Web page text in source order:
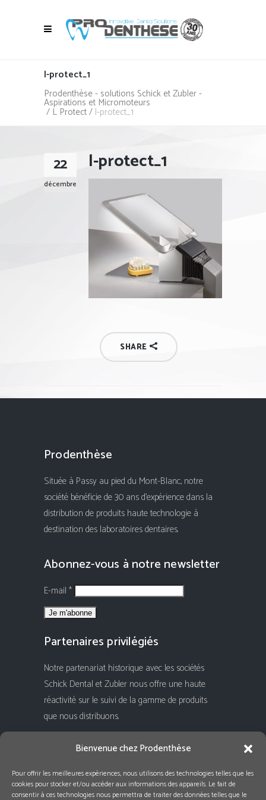
Bienvenue chez Prodenthèse
Pour offrir les meilleures expériences, nous utilisons des technologies telles que les
cookies pour stocker et/ou accéder aux informations des appareils. Le fait de
consentir à ces technologies nous permettra de traiter des données telles que le
l-protect_1
Prodenthèse - solutions Schick et Zubler -
Aspirations et Micromoteurs
/ L Protect/ l-protect_1
22
décembre
l-protect_1
SHARE
Prodenthèse
Située à Passy au pied du Mont-Blanc, notre
société bénéficie de 30 ans d'expérience dans la
distribution de produits haute technologie à
destination des laboratoires dentaires.
Abonnez-vous à notre newsletter
E-mail *
Partenaires privilégiés
Notre partenariat historique avec les sociétés
Schick Dental et Zubler nous offre une haute
réactivité sur le suivi de la gamme de produits
que nous distribuons.
Rejoignez-nous !